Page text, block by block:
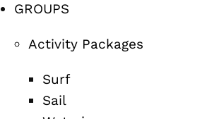
GROUPS
Activity Packages
Surf
Sail